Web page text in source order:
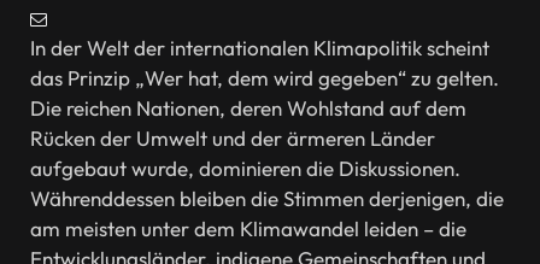
In der Welt der internationalen Klimapolitik scheint
das Prinzip „Wer hat, dem wird gegeben“ zu gelten.
Die reichen Nationen, deren Wohlstand auf dem
Rücken der Umwelt und der ärmeren Länder
aufgebaut wurde, dominieren die Diskussionen.
Währenddessen bleiben die Stimmen derjenigen, die
am meisten unter dem Klimawandel leiden – die
Entwicklungsländer, indigene Gemeinschaften und